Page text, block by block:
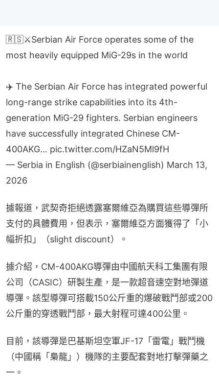
🇷🇸⚔️Serbian Air Force operates some of the
most heavily equipped MiG-29s in the world
✈️ The Serbian Air Force has integrated powerful
long-range strike capabilities into its 4th-
generation MiG-29 fighters. Serbian engineers
have successfully integrated Chinese CM-
400AKG… pic.twitter.com/HZaN5Ml9fH
— Serbia in English (@serbiainenglish) March 13,
2026
據報道，武契奇拒絕透露塞爾維亞為購買這些導彈所
支付的具體費用，但表示，塞爾維亞方面獲得了「小
幅折扣」（slight discount）。
據介紹，CM-400AKG導彈由中國航天科工集團有限
公司（CASIC）研製生產，是一款超音速空對地彈道
導彈。該型導彈可搭載150公斤重的爆破戰鬥部或200
公斤重的穿透戰鬥部，最大射程可達400公里。
目前，該導彈是巴基斯坦空軍JF-17「雷電」戰鬥機
（中國稱「梟龍」）機隊的主要配套對地打擊彈藥之
一。